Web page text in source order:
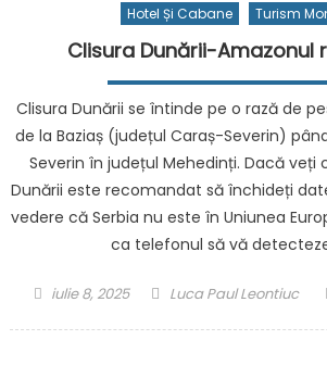
Hotel Și Cabane Turism
Clisura Dunării-Amazonul
Clisura Dunării se întinde pe o rază de
de la Baziaș (județul Caraș-Severin)
Severin în județul Mehedinți. Dacă veți
Dunării este recomandat să închideți
vedere că Serbia nu este în Uniunea
ca telefonul să vă
Posted
iulie 8, 2025 Author
Luca Paul Leontiuc